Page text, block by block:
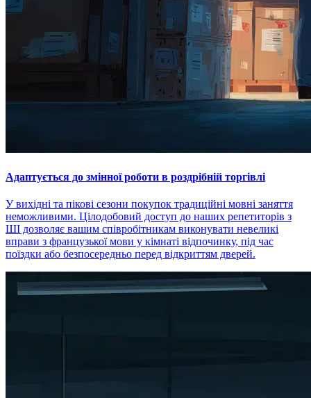
Адаптується до змінної роботи в роздрібній торгівлі
У вихідні та пікові сезони покупок традиційні мовні заняття
неможливими. Цілодобовий доступ до наших репетиторів з
ШІ дозволяє вашим співробітникам виконувати невеликі
вправи з французької мови у кімнаті відпочинку, під час
поїздки або безпосередньо перед відкриттям дверей.